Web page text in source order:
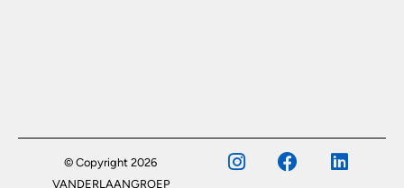
© Copyright 2026
VANDERLAANGROEP